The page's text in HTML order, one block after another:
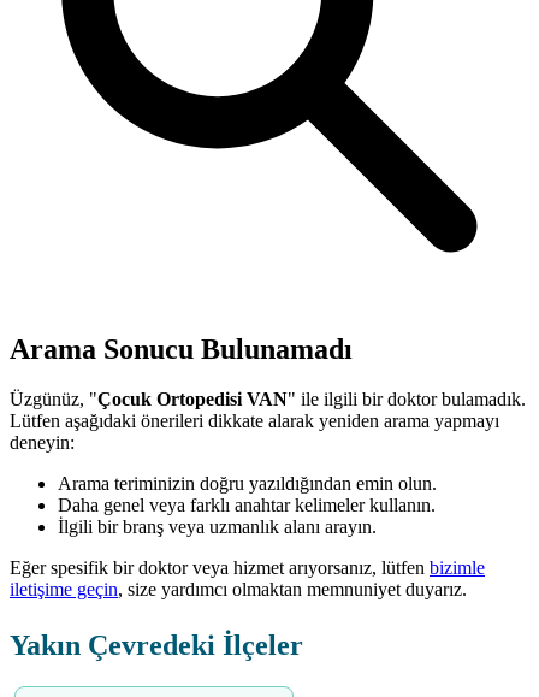
Arama Sonucu Bulunamadı
Üzgünüz, "Çocuk Ortopedisi VAN" ile ilgili bir doktor bulamadık.
Lütfen aşağıdaki önerileri dikkate alarak yeniden arama yapmayı
deneyin:
Arama teriminizin doğru yazıldığından emin olun.
Daha genel veya farklı anahtar kelimeler kullanın.
İlgili bir branş veya uzmanlık alanı arayın.
Eğer spesifik bir doktor veya hizmet arıyorsanız, lütfen bizimle
iletişime geçin, size yardımcı olmaktan memnuniyet duyarız.
Yakın Çevredeki İlçeler